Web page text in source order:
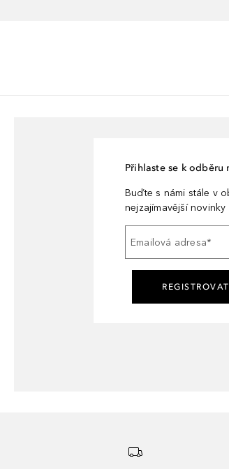
Přihlaste se k odběru
Buďte s námi stále v
nejzajímavější novinky
Emailová adresa*
REGISTROVAT